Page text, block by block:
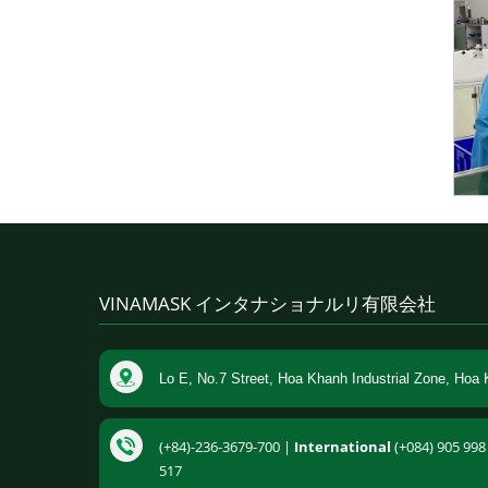
VINAMASK インタナショナルリ有限会社
Lo E, No.7 Street, Hoa Khanh Industrial Zone,
(+84)-236-3679-700 | International (+084) 905
517